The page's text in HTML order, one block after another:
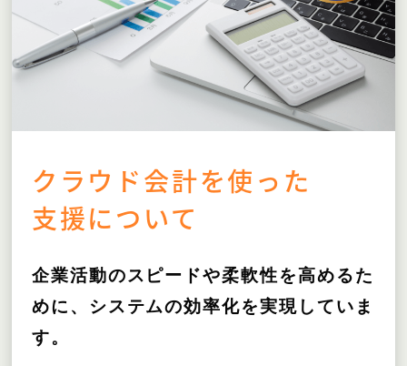
クラウド会計を使った
支援について
企業活動のスピードや柔軟性を高めるた
めに、システムの効率化を実現していま
す。